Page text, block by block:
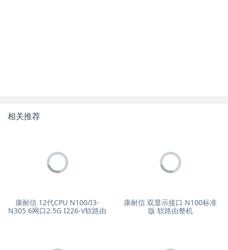
相关推荐
康耐信 12代CPU N100/I3-
N305 6网口2.5G I226-V软路由
康耐信 双显示接口 N100标准
版 软路由整机